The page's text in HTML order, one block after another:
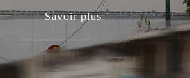
Savoir plus